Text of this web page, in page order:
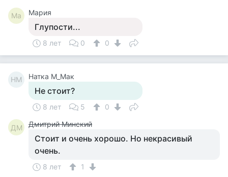
Ма Мария
Глупости...
8 лет 0 0
НМ Натка М_Мак
Не стоит?
8 лет 5 0
ДМ Дмитрий Минский
Стоит и очень хорошо. Но некрасивый
очень.
8 лет 1